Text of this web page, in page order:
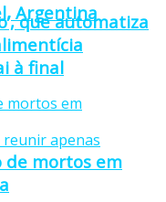
Argentina
à final
que automatiza
de mortos em